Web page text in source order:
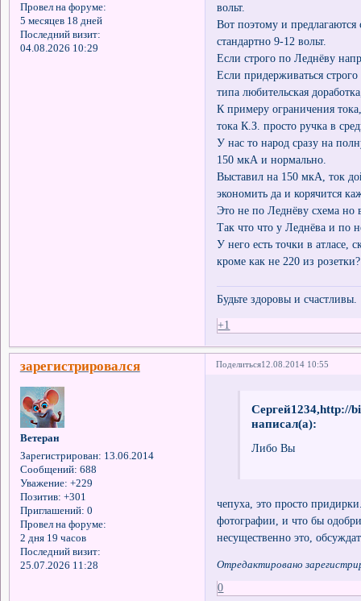
Провел на форуме:
5 месяцев 18 дней
Последний визит:
04.08.2026 10:29
вольт.
Вот поэтому и
стандартно 9-12 вольт.
Если строго по Леднёву
Если придерживаться
типа любительская
К примеру ограничения
тока К.З. просто ручка в
У нас то народ сразу на
150 мкА и нормально.
Выставил на 150 мкА, ток
экономить да и корячится
Это не по Леднёву схема но
Так что что у Леднёва и по
У него есть точки в атласе,
кроме как не 220 из розетки?
Будьте здоровы и счастливы.
+1
Поделиться12.08.2014 10:55
зарегистрировался
Ветеран
Зарегистрирован: 13.06.2014
Сообщений: 688
Уважение: +229
Позитив: +301
Приглашений: 0
Провел на форуме:
2 дня 19 часов
Последний визит:
25.07.2026 11:28
Сергей1234,http://
написал(а):
Либо Вы
чепуха, это просто
фотографии, и что бы
несущественно это,
Отредактировано
0